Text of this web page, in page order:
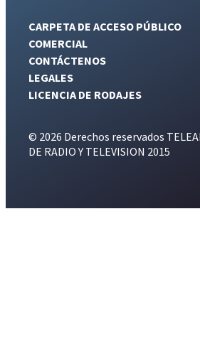
CARPETA DE ACCESO PÚBLICO
COMERCIAL
CONTÁCTENOS
LEGALES
LICENCIA DE RODAJES
© 2026 Derechos reservados
DE RADIO Y TELEVISION 2015